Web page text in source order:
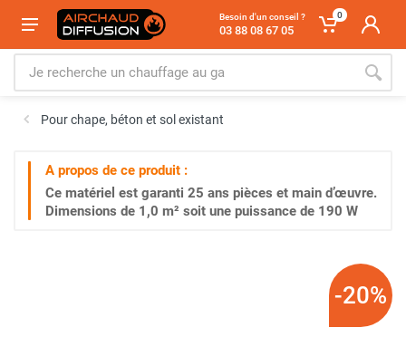
Besoin d'un conseil ?
03 88 08 67 05
0
Pour chape, béton et sol existant
A propos de ce produit :
Ce matériel est garanti 25 ans pièces et main d’œuvre.
Dimensions de 1,0 m² soit une puissance de 190 W
-20%